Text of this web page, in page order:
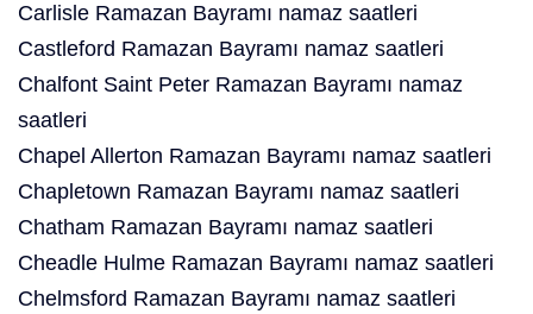
Carlisle Ramazan Bayramı namaz saatleri
Castleford Ramazan Bayramı namaz saatleri
Chalfont Saint Peter Ramazan Bayramı namaz
saatleri
Chapel Allerton Ramazan Bayramı namaz saatleri
Chapletown Ramazan Bayramı namaz saatleri
Chatham Ramazan Bayramı namaz saatleri
Cheadle Hulme Ramazan Bayramı namaz saatleri
Chelmsford Ramazan Bayramı namaz saatleri